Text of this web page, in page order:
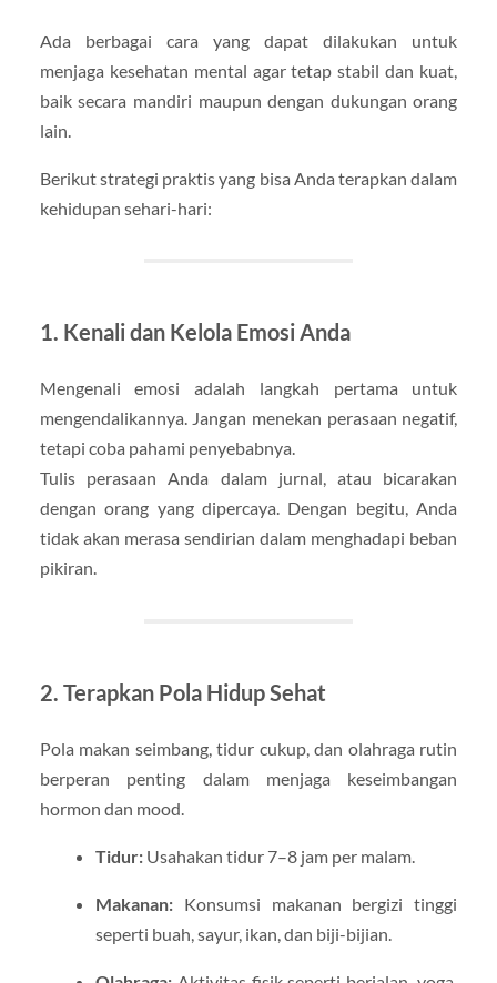
Ada berbagai cara yang dapat dilakukan untuk
menjaga kesehatan mental agar tetap stabil dan kuat,
baik secara mandiri maupun dengan dukungan orang
lain.
Berikut strategi praktis yang bisa Anda terapkan dalam
kehidupan sehari-hari:
1. Kenali dan Kelola Emosi Anda
Mengenali emosi adalah langkah pertama untuk
mengendalikannya. Jangan menekan perasaan negatif,
tetapi coba pahami penyebabnya.
Tulis perasaan Anda dalam jurnal, atau bicarakan
dengan orang yang dipercaya. Dengan begitu, Anda
tidak akan merasa sendirian dalam menghadapi beban
pikiran.
2. Terapkan Pola Hidup Sehat
Pola makan seimbang, tidur cukup, dan olahraga rutin
berperan penting dalam menjaga keseimbangan
hormon dan mood.
Tidur:Usahakan tidur 7–8 jam per malam.
Makanan:Konsumsi makanan bergizi tinggi
seperti buah, sayur, ikan, dan biji-bijian.